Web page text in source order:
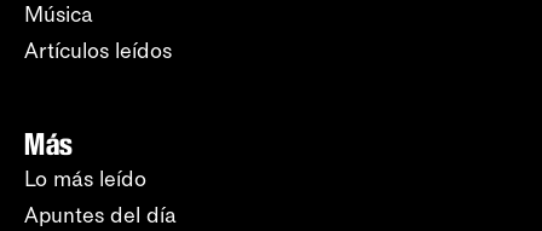
Música
Artículos leídos
Más
Lo más leído
Apuntes del día